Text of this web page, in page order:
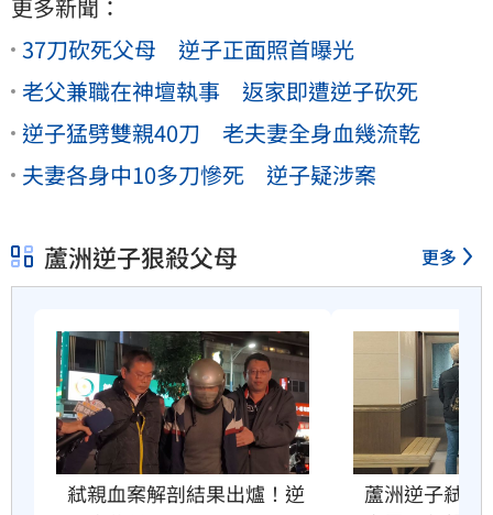
更多新聞：
37刀砍死父母 逆子正面照首曝光
老父兼職在神壇執事 返家即遭逆子砍死
逆子猛劈雙親40刀 老夫妻全身血幾流乾
夫妻各身中10多刀慘死 逆子疑涉案
蘆洲逆子狠殺父母 更多
弒親血案解剖結果出爐！逆
蘆洲逆子弒父